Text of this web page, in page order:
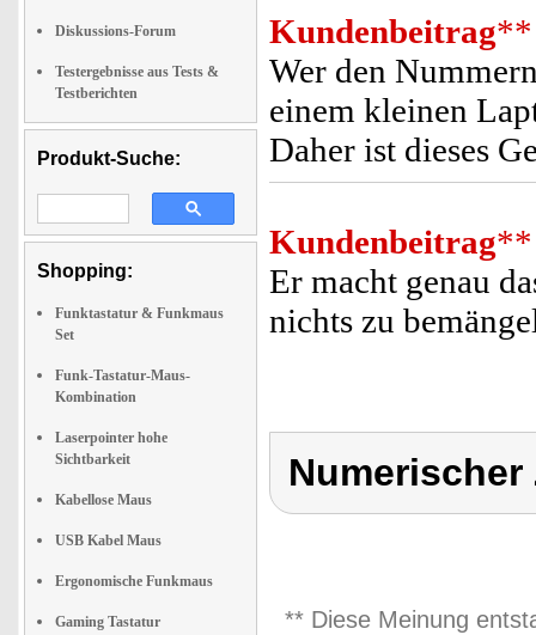
Diskussions-Forum
Testergebnisse aus Tests &
Testberichten
Produkt-Suche:
Shopping:
Funktastatur & Funkmaus
Set
Funk-Tastatur-Maus-
Kombination
Laserpointer hohe
Sichtbarkeit
Kabellose Maus
USB Kabel Maus
Ergonomische Funkmaus
Gaming Tastatur
Kundenbeitrag**
Wer den
einem kleinen
Daher ist dieses
Kundenbeitrag**
Er macht genau
nichts zu
** Diese Meinung